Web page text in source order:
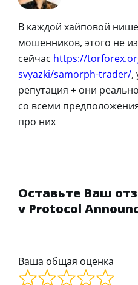
В каждой хайповой нише
мошенников, этого не
сейчас https://
svyazki/samorph-trader/,
репутация + они
со всеми
про них
Оставьте Ваш
v Protocol
Ваша общая оценка